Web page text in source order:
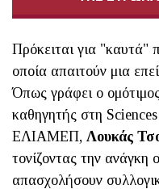
Πρόκειται για "καυτά"
οποία απαιτούν μια
Όπως γράφει ο
καθηγητής στη
ΕΛΙΑΜΕΠ, Λουκάς
τονίζοντας την ανάγκη
απασχολήσουν